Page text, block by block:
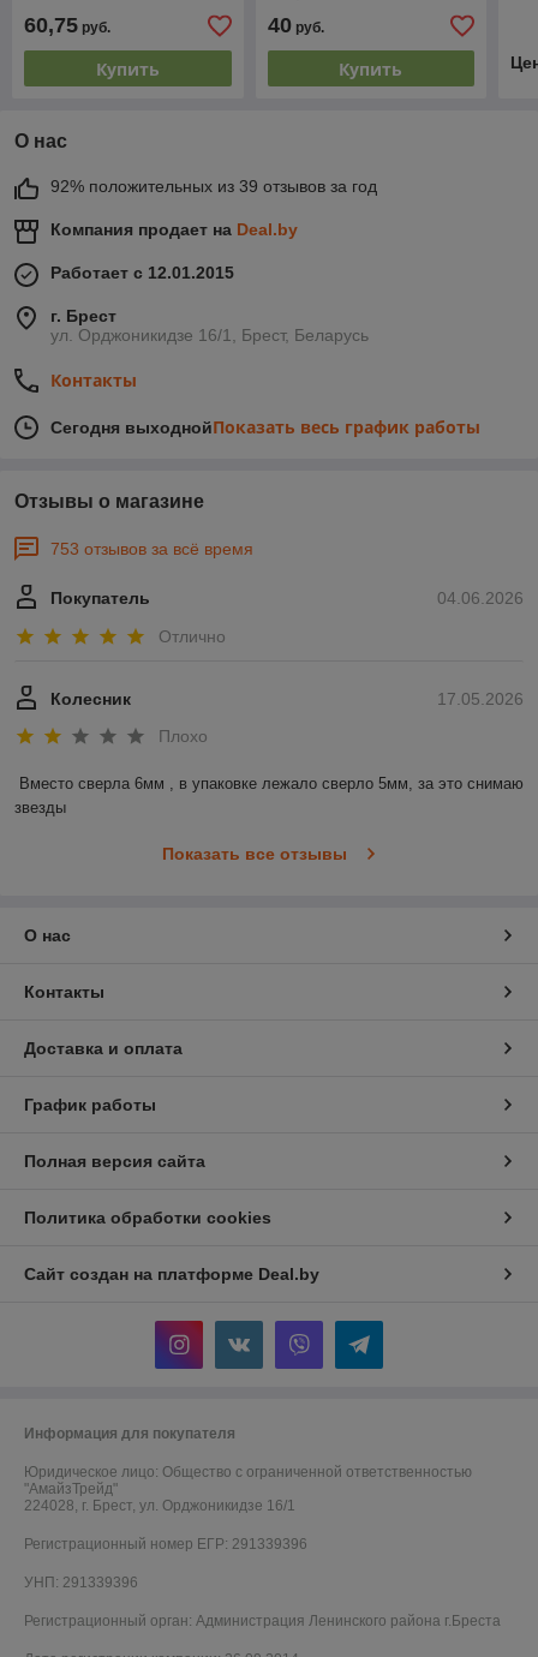
60,75 руб.
Купить
40руб.
Купить
О нас
92% положительных из 39 отзывов за год
Компания продает на Deal.by
Работает с 12.01.2015
г. Брест
ул. Орджоникидзе 16/1, Брест, Беларусь
Контакты
Сегодня выходнойПоказать весь график работы
Отзывы о магазине
753 отзывов за всё время
04.06.2026
Покупатель
Отлично
17.05.2026
Колесник
Плохо
Вместо сверла 6мм , в упаковке лежало сверло 5мм, за это снимаю
звезды
Показать все отзывы
О нас
Контакты
Доставка и оплата
График работы
Полная версия сайта
Политика обработки cookies
Сайт создан на платформе Deal.by
Информация для покупателя
Юридическое лицо: Общество с ограниченной ответственностью
"АмайзТрейд"
224028, г. Брест, ул. Орджоникидзе 16/1
Регистрационный номер ЕГР: 291339396
УНП: 291339396
Регистрационный орган: Администрация Ленинского района г.Бреста